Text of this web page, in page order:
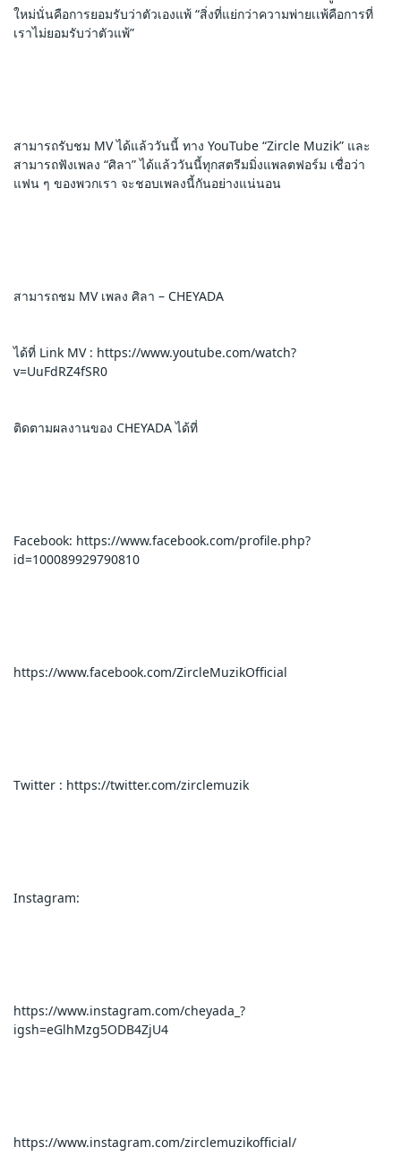
ใหม่นั่นคือการยอมรับว่าตัวเองแพ้ “สิ่งที่แย่กว่าความพ่ายเเพ้คือการที่
เราไม่ยอมรับว่าตัวแพ้”
สามารถรับชม MV ได้แล้ววันนี้ ทาง YouTube “Zircle Muzik” และ
สามารถฟังเพลง “ศิลา” ได้แล้ววันนี้ทุกสตรีมมิ่งแพลตฟอร์ม เชื่อว่า
แฟน ๆ ของพวกเรา จะชอบเพลงนี้กันอย่างแน่นอน
สามารถชม MV เพลง ศิลา – CHEYADA
ได้ที่ Link MV : https://www.youtube.com/watch?
v=UuFdRZ4fSR0
ติดตามผลงานของ CHEYADA ได้ที่
Facebook: https://www.facebook.com/profile.php?
id=100089929790810
https://www.facebook.com/ZircleMuzikOfficial
Twitter : https://twitter.com/zirclemuzik
Instagram:
https://www.instagram.com/cheyada_?
igsh=eGlhMzg5ODB4ZjU4
https://www.instagram.com/zirclemuzikofficial/